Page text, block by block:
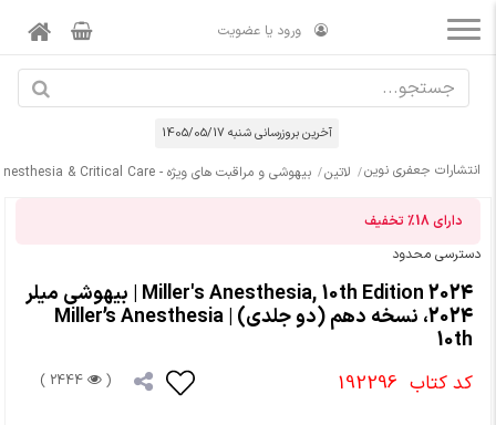
ورود یا عضویت
آخرین بروزرسانی شنبه 1405/05/17
انتشارات جعفری نوین لاتین بیهوشی و مراقبت های ویژه - Anesthesia & Critical Care
دارای18% تخفیف
دسترسی محدود
Miller's Anesthesia, 10th Edition 2024 | بیهوشی میلر
2024، نسخه دهم (دو جلدی) | Miller’s Anesthesia
10th
کد کتاب 192296
(
2444 )